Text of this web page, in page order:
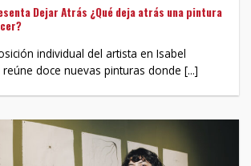
Dejar Atrás ¿Qué deja atrás una pintura
individual del artista en Isabel
doce nuevas pinturas donde [...]